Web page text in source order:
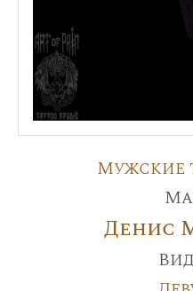
Мужские
Денис